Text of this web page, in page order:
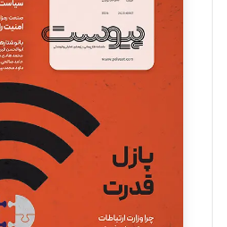
تحریریه
مینا پاکدل
یسنا امان‌پور
تحریریه